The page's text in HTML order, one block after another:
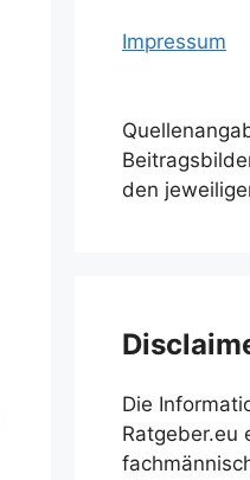
Impressum
den
Die
Ratgeber.eu